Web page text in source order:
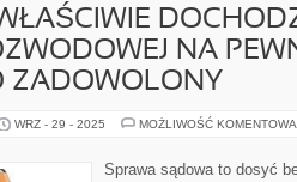
NA
ZADOWOLONY
WRZ - 29 - 2025 MOŻLIWOŚĆ
Sprawa sądowa to dosyć